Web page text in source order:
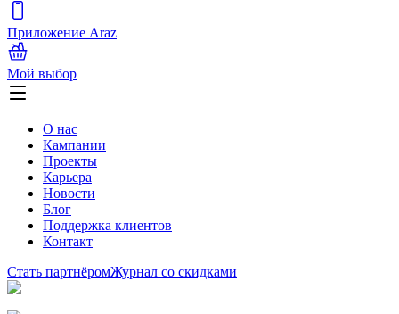
Приложение Araz
Мой выбор
О нас
Кампании
Проекты
Карьера
Новости
Блог
Поддержка клиентов
Контакт
Стать партнёромЖурнал со скидками